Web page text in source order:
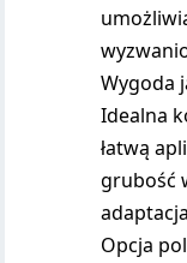
Wygoda
Idealna
łatwą
grubość
adaptacja
Opcja